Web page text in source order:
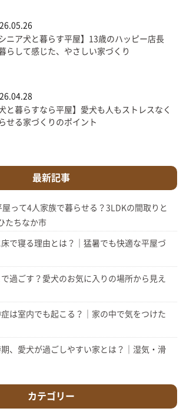
シニア犬と暮らす平屋】13歳のハッピー店長
らして感じた、やさしい家づくり
犬と暮らすなら平屋】愛犬も人もストレスなく
せる家づくりのポイント
最新記事
って4人家族で暮らせる？3LDKの間取りと
たちなか市
で寝る理由とは？｜猛暑でも快適な平屋づ
過ごす？愛犬のお気に入りの場所から見え
は室内でも起こる？｜家の中で気をつけた
、愛犬が過ごしやすい家とは？｜湿気・滑
カテゴリー